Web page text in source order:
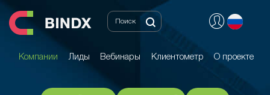
Компании Лиды Вебинары Клиентометр О проекте
Компании Лиды Вебинары Клиентометр О проекте